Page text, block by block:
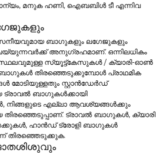
മനുക ഹണി, ഐബബിൾ ടീ എന്നിവ
ബാഗുകളും ലഗേജുകളും
അനുഗ്രഹമാണ്. ഒന്നിലധികം
സ്ഥലവുമുള്ള സ്യൂട്ട്കേസുകൾ / ക്യാരി-ഓൺ
തിരഞ്ഞെടുക്കുമ്പോൾ പ്രാഥമിക
മോടിയുള്ളതും സ്റ്റാൻഡേർഡ്
ട്രാവൽ ബാഗുകൾക്കായി
നിങ്ങളുടെ എല്ലാ ആവശ്യങ്ങൾക്കും
തിരഞ്ഞെടുപ്പാണ്. ട്രാവൽ ബാഗുകൾ, ക്യാരി
ഹാൻഡ് ട്രോളി ബാഗുകൾ
തിരഞ്ഞെടുക്കുക.